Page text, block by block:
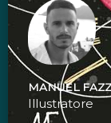
MANUEL
Illustratore